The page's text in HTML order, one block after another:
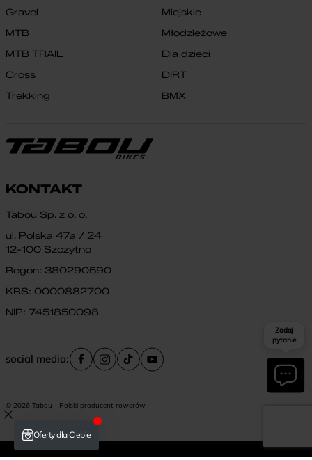
Gravel
MTB
MTB TRAIL
Cross
Trekking
Miejskie
Młodzieżowe
Dla dzieci
DIRT
BMX
KONTAKT
Tabou Sp. z o. o.
ul. Polska 47a / 24
12-100 Szczytno
Regon: 380290590
KRS: 0000882700
NIP: 7451850098
social media:
© 2026 Tabou - Polski producent rowerów
Zadaj
pytanie